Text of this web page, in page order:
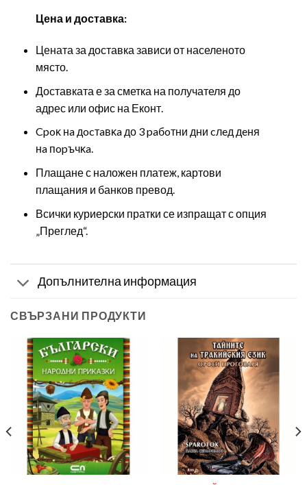
Цена и доставка:
Цената за доставка зависи от населеното
място.
Доставката е за сметка на получателя до
адрес или офис на Еконт.
Cpoĸ нa дocтaвĸa до 3 paбoтни дни cлeд дeня
нa пopъчĸa.
Плащане с наложен платеж, картови
плащания и банков превод.
Всички куриерски пратки се изпращат с опция
„Преглед“.
Допълнителна информация
СВЪРЗАНИ ПРОДУКТИ